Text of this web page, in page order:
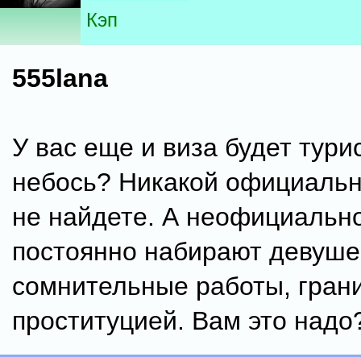
Кэп
555lana
У вас еще и виза будет
небось? Никакой
не найдете. А
постоянно набирают
сомнительные работы,
проституцией. Вам это